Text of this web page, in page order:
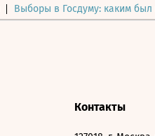
Выборы в Госдуму: каким был
Контакты